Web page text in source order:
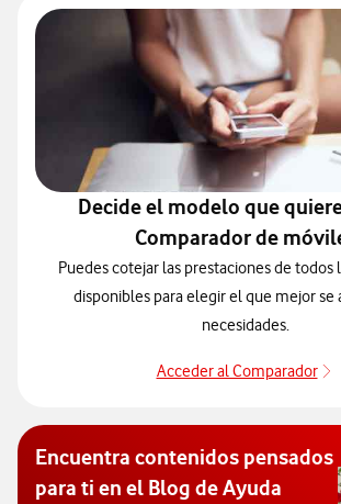
Decide el modelo que
Comparador de
Puedes cotejar las prestaciones de todos
disponibles para elegir el que mejor se
necesidades.
Acceder al Comparador
Encuentra contenidos pensados
para ti en el Blog de Ayuda